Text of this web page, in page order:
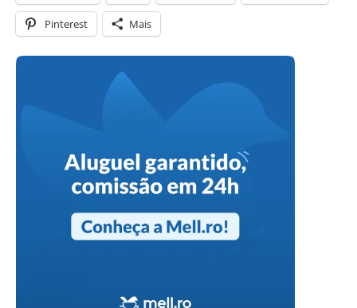
Pinterest Mais